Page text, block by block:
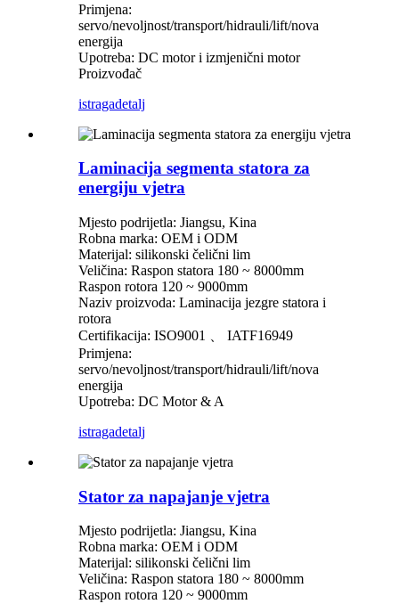
Primjena:
servo/nevoljnost/transport/hidrauli/lift/nova
energija
Upotreba: DC motor i izmjenični motor
Proizvođač
istragadetalj
Laminacija segmenta statora za
energiju vjetra
Mjesto podrijetla: Jiangsu, Kina
Robna marka: OEM i ODM
Materijal: silikonski čelični lim
Veličina: Raspon statora 180 ~ 8000mm
Raspon rotora 120 ~ 9000mm
Naziv proizvoda: Laminacija jezgre statora i
rotora
Certifikacija: ISO9001 、 IATF16949
Primjena:
servo/nevoljnost/transport/hidrauli/lift/nova
energija
Upotreba: DC Motor & A
istragadetalj
Stator za napajanje vjetra
Mjesto podrijetla: Jiangsu, Kina
Robna marka: OEM i ODM
Materijal: silikonski čelični lim
Veličina: Raspon statora 180 ~ 8000mm
Raspon rotora 120 ~ 9000mm